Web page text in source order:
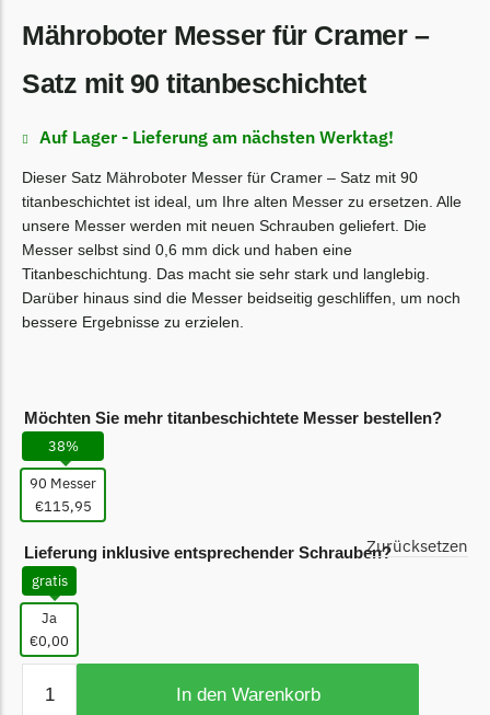
Cramer Messer
Cub Cadet
Cub Cadet Messer
Begrenzungsdraht
Ecovacs
Ecovacs Messer
Begrenzungsdraht
Etesia
Etesia Messer
Eufy
Eufy Messer
Ferrex
Ferrex Messer
Mähroboter Messer für Cramer –
Satz mit 90 titanbeschichtet
Auf Lager - Lieferung am nächsten Werktag!
Dieser Satz Mähroboter Messer für Cramer – Satz mit 90
titanbeschichtet ist ideal, um Ihre alten Messer zu ersetzen. Alle
unsere Messer werden mit neuen Schrauben geliefert. Die
Messer selbst sind 0,6 mm dick und haben eine
Titanbeschichtung. Das macht sie sehr stark und langlebig.
Darüber hinaus sind die Messer beidseitig geschliffen, um noch
bessere Ergebnisse zu erzielen.
Möchten Sie mehr titanbeschichtete Messer bestellen?
38%
90 Messer
€115,95
Lieferung inklusive entsprechender Schrauben?
gratis
Ja
€0,00
Zurücksetzen
In den Warenkorb